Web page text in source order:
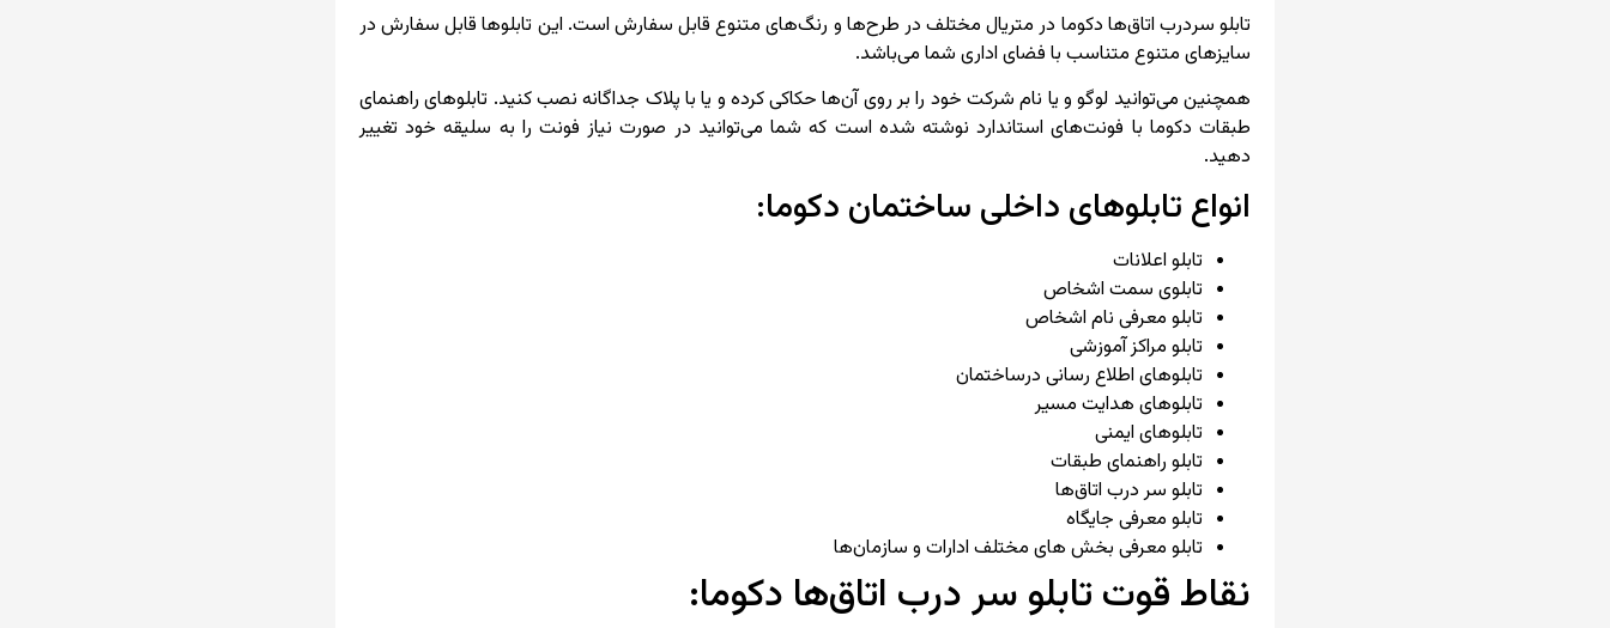
تابلو سر‌درب اتاق‌ها دکوما در متریال مختلف در طرح‌ها و رنگ‌های متنوع قابل سفارش است. این تابلوها قابل سفارش در
سایزهای متنوع متناسب با فضای اداری شما می‌باشد.
همچنین می‌توانید لوگو و یا نام شرکت خود را بر روی آن‌ها حکاکی کرده و یا با پلاک جداگانه نصب کنید. تابلوهای راهنمای
طبقات دکوما با فونت‌های استاندارد نوشته شده است که شما می‌توانید در صورت نیاز فونت را به سلیقه خود تغییر
دهید.
انواع تابلوهای داخلی ساختمان دکوما:
تابلو اعلانات
تابلوی سمت اشخاص
تابلو معرفی نام اشخاص
تابلو مراکز آموزشی
تابلوهای اطلاع رسانی درساختمان
تابلوهای هدایت مسیر
تابلوهای ایمنی
تابلو راهنمای طبقات
تابلو سر درب اتاق‌ها
تابلو معرفی جایگاه
تابلو معرفی بخش های مختلف ادارات و سازمان‌ها
نقاط قوت تابلو سر درب اتاق‌ها دکوما: